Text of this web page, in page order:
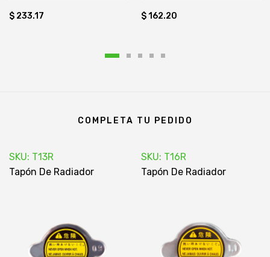
$ 233.17 $ 162.20
COMPLETA TU PEDIDO
SKU: T13R
Tapón De Radiador
SKU: T16R
Tapón De Radiador